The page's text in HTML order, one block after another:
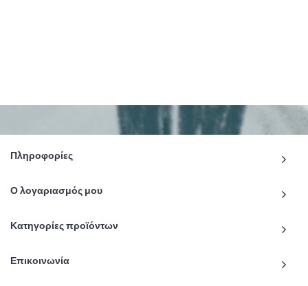
Πληροφορίες
Ο λογαριασμός μου
Κατηγορίες προϊόντων
Επικοινωνία